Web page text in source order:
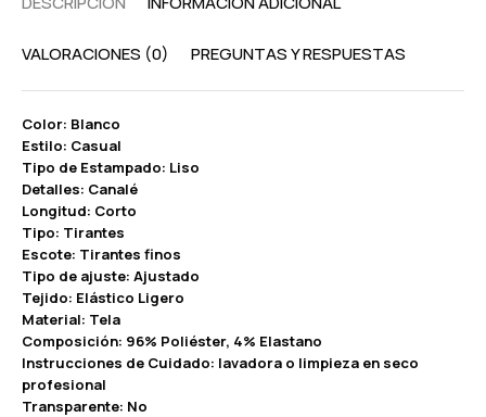
VALORACIONES (0) PREGUNTAS Y RESPUESTAS
Color: Blanco
Estilo: Casual
Tipo de Estampado: Liso
Detalles: Canalé
Longitud: Corto
Tipo: Tirantes
Escote: Tirantes finos
Tipo de ajuste: Ajustado
Tejido: Elástico Ligero
Material: Tela
Composición: 96% Poliéster, 4% Elastano
Instrucciones de Cuidado: lavadora o limpieza en seco
profesional
Transparente: No